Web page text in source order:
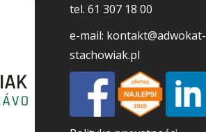
tel. 61 307 18 00
e-mail: kontakt@adwokat-
stachowiak.pl